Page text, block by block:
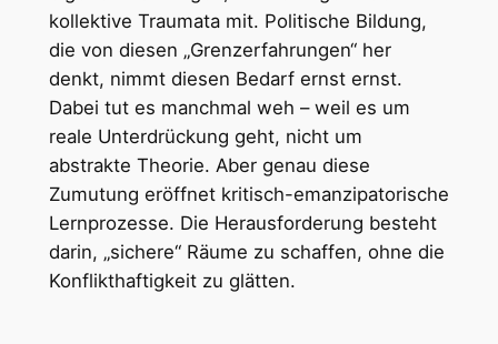
kollektive Traumata mit. Politische Bildung,
die von diesen „Grenzerfahrungen“ her
denkt, nimmt diesen Bedarf ernst ernst.
Dabei tut es manchmal weh – weil es um
reale Unterdrückung geht, nicht um
abstrakte Theorie. Aber genau diese
Zumutung eröffnet kritisch-emanzipatorische
Lernprozesse. Die Herausforderung besteht
darin, „sichere“ Räume zu schaffen, ohne die
Konflikthaftigkeit zu glätten.